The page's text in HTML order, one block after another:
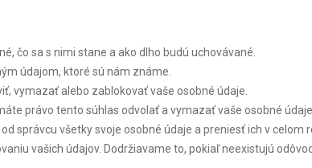
čo sa s nimi stane a ako dlho budú uchovávané.
údajom, ktoré sú nám známe.
vymazať alebo zablokovať vaše osobné údaje.
právo tento súhlas odvolať a vymazať vaše osobné údaje.
správcu všetky svoje osobné údaje a preniesť ich v celom
vašich údajov. Dodržiavame to, pokiaľ neexistujú